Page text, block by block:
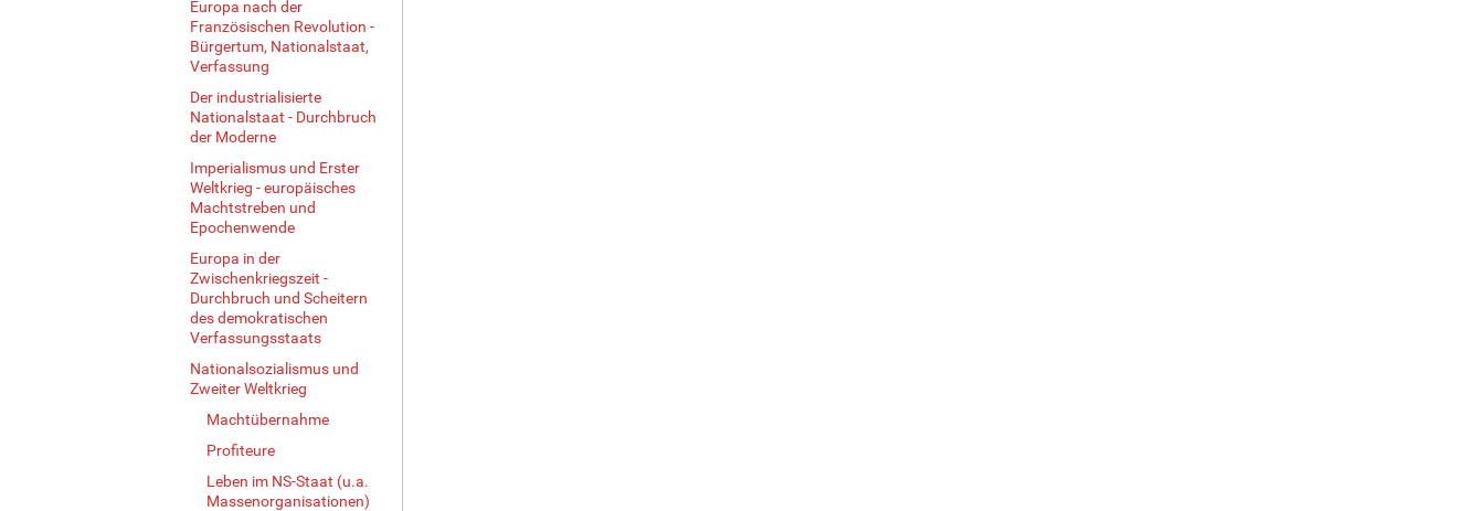
Europa nach der
Französischen Revolution -
Bürgertum, Nationalstaat,
Verfassung
Der industrialisierte
Nationalstaat - Durchbruch
der Moderne
Imperialismus und Erster
Weltkrieg - europäisches
Machtstreben und
Epochenwende
Europa in der
Zwischenkriegszeit -
Durchbruch und Scheitern
des demokratischen
Verfassungsstaats
Nationalsozialismus und
Zweiter Weltkrieg
Machtübernahme
Profiteure
Leben im NS-Staat (u.a.
Massenorganisationen)